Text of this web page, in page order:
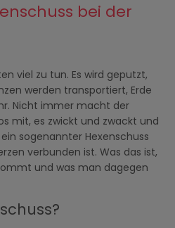
bei der
viel zu tun. Es wird geputzt,
werden transportiert, Erde
Nicht immer macht der
mit, es zwickt und zwackt und
sogenannter Hexenschuss
verbunden ist. Was das ist,
und was man dagegen